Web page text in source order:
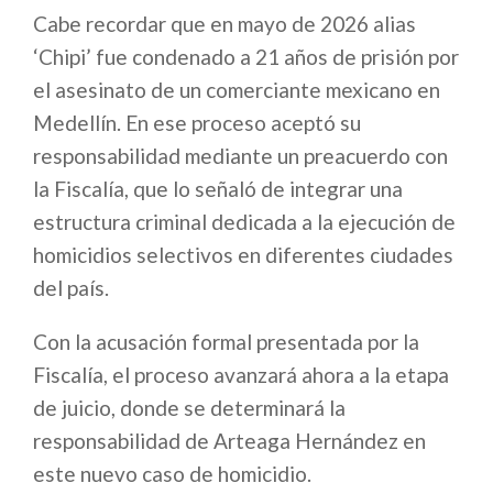
Cabe recordar que en mayo de 2026 alias
‘Chipi’ fue condenado a 21 años de prisión por
el asesinato de un comerciante mexicano en
Medellín. En ese proceso aceptó su
responsabilidad mediante un preacuerdo con
la Fiscalía, que lo señaló de integrar una
estructura criminal dedicada a la ejecución de
homicidios selectivos en diferentes ciudades
del país.
Con la acusación formal presentada por la
Fiscalía, el proceso avanzará ahora a la etapa
de juicio, donde se determinará la
responsabilidad de Arteaga Hernández en
este nuevo caso de homicidio.